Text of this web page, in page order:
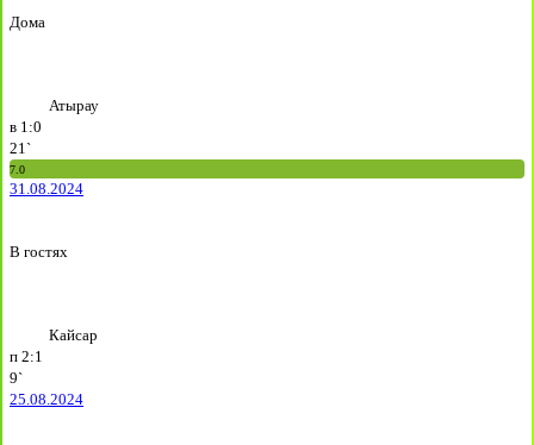
Дома
Атырау
в 1:0
21`
7.0
31.08.2024
В гостях
Кайсар
п 2:1
9`
25.08.2024